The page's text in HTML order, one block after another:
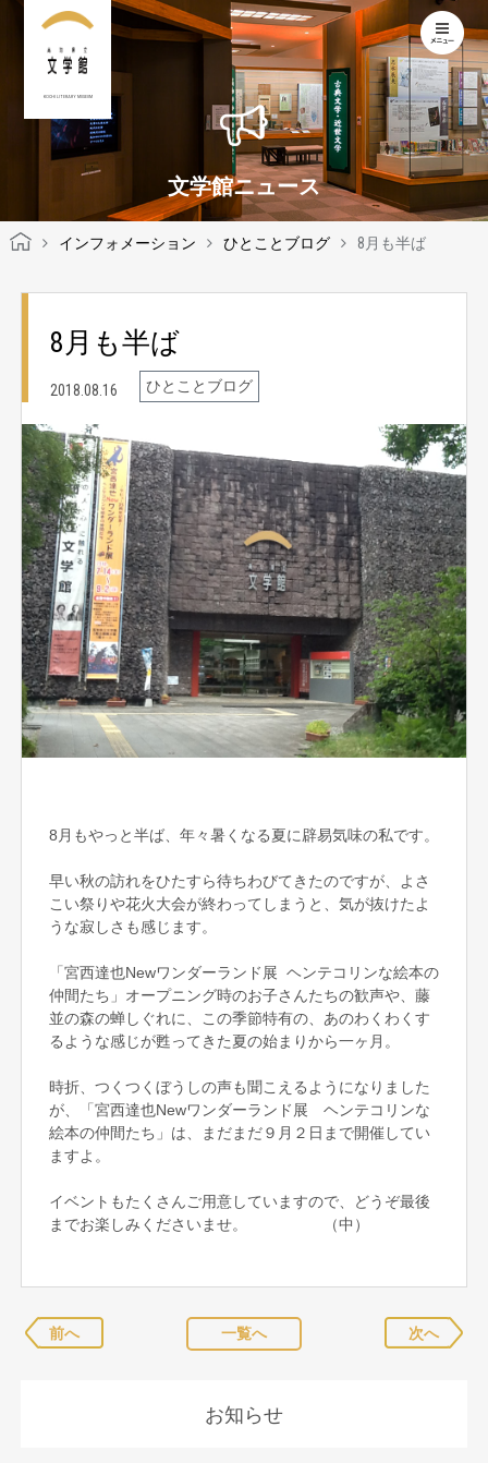
KOCHI LITERARY MUSEUM
文学館ニュース
インフォメーション ひとことブログ 8月も半ば
8月も半ば
2018.08.16 ひとことブログ
8月もやっと半ば、年々暑くなる夏に辟易気味の私です。
早い秋の訪れをひたすら待ちわびてきたのですが、よさ
こい祭りや花火大会が終わってしまうと、気が抜けたよ
うな寂しさも感じます。
「宮西達也Newワンダーランド展 ヘンテコリンな絵本の
仲間たち」オープニング時のお子さんたちの歓声や、藤
並の森の蝉しぐれに、この季節特有の、あのわくわくす
るような感じが甦ってきた夏の始まりから一ヶ月。
時折、つくつくぼうしの声も聞こえるようになりました
が、「宮西達也Newワンダーランド展 ヘンテコリンな
絵本の仲間たち」は、まだまだ９月２日まで開催してい
ますよ。
イベントもたくさんご用意していますので、どうぞ最後
までお楽しみくださいませ。 （中）
前へ 一覧へ 次へ
お知らせ